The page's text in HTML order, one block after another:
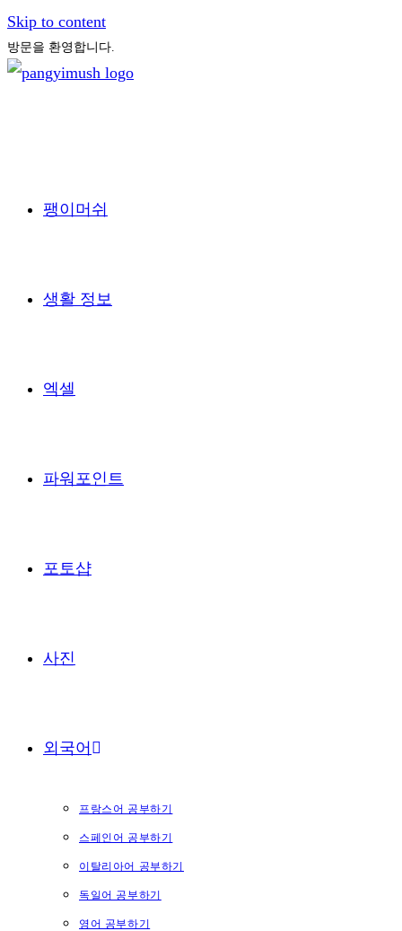
Skip to content
방문을 환영합니다.
팽이머쉬
생활 정보
엑셀
파워포인트
포토샵
사진
외국어
프랑스어 공부하기
스페인어 공부하기
이탈리아어 공부하기
독일어 공부하기
영어 공부하기